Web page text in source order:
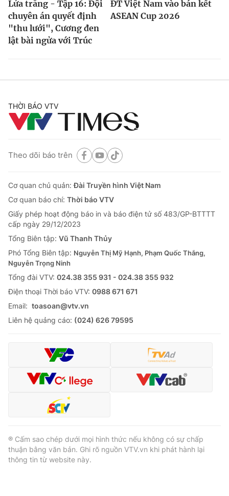
Lửa trắng - Tập 16: Đội
chuyên án quyết định
"thu lưới", Cương đen
lật bài ngửa với Trúc
ĐT Việt Nam vào bán kết
ASEAN Cup 2026
THỜI BÁO VTV
Theo dõi báo trên
Cơ quan chủ quản:Đài Truyền hình Việt Nam
Cơ quan báo chí: Thời báo VTV
Giấy phép hoạt động báo in và báo điện tử số 483/GP-BTTTT
cấp ngày 29/12/2023
Tổng Biên tập: Vũ Thanh Thủy
Phó Tổng Biên tập: Nguyễn Thị Mỹ Hạnh, Phạm Quốc Thắng,
Nguyễn Trọng Ninh
Tổng đài VTV: 024.38 355 931 - 024.38 355 932
Ðiện thoại Thời báo VTV: 0988 671 671
Email: toasoan@vtv.vn
Liên hệ quảng cáo: (024) 626 79595
® Cấm sao chép dưới mọi hình thức nếu không có sự chấp
thuận bằng văn bản. Ghi rõ nguồn VTV.vn khi phát hành lại
thông tin từ website này.